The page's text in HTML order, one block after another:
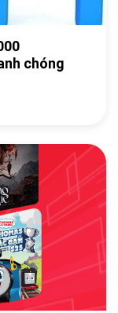
chóng